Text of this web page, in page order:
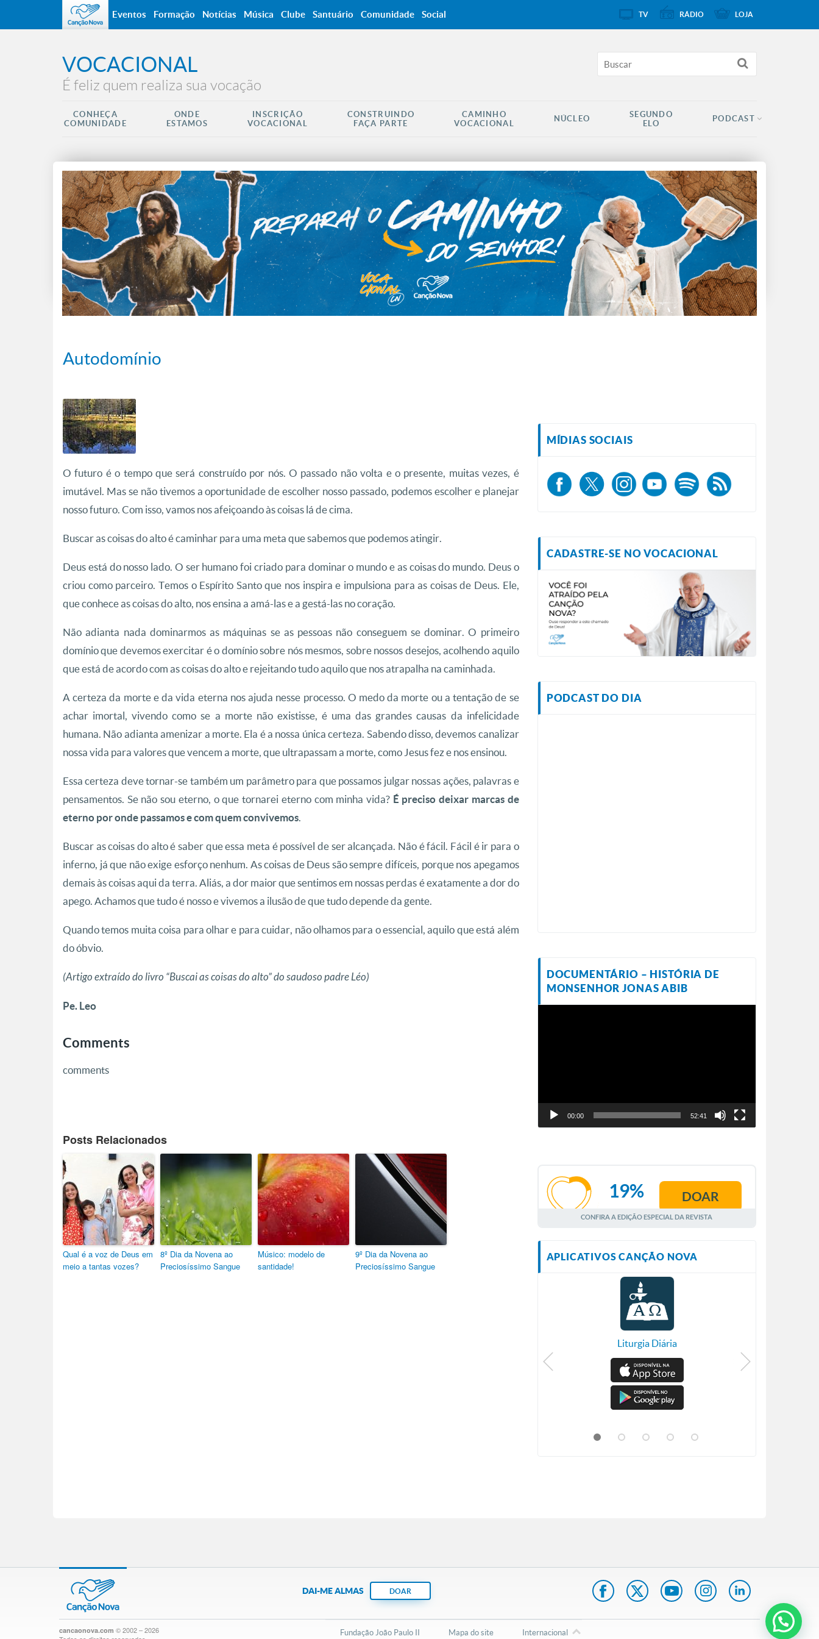
VOCACIONAL
É feliz quem realiza sua vocação
CONHEÇA
COMUNIDADE
ONDE
ESTAMOS
INSCRIÇÃO
VOCACIONAL
CONSTRUINDO
FAÇA PARTE
CAMINHO
VOCACIONAL
NÚCLEO
SEGUNDO
ELO
PODCAST
Autodomínio
O futuro é o tempo que será construído por nós. O passado não volta e o presente, muitas vezes, é
imutável. Mas se não tivemos a oportunidade de escolher nosso passado, podemos escolher e planejar
nosso futuro. Com isso, vamos nos afeiçoando às coisas lá de cima.
Buscar as coisas do alto é caminhar para uma meta que sabemos que podemos atingir.
Deus está do nosso lado. O ser humano foi criado para dominar o mundo e as coisas do mundo. Deus o
criou como parceiro. Temos o Espírito Santo que nos inspira e impulsiona para as coisas de Deus. Ele,
que conhece as coisas do alto, nos ensina a amá-las e a gestá-las no coração.
Não adianta nada dominarmos as máquinas se as pessoas não conseguem se dominar. O primeiro
domínio que devemos exercitar é o domínio sobre nós mesmos, sobre nossos desejos, acolhendo aquilo
que está de acordo com as coisas do alto e rejeitando tudo aquilo que nos atrapalha na caminhada.
A certeza da morte e da vida eterna nos ajuda nesse processo. O medo da morte ou a tentação de se
achar imortal, vivendo como se a morte não existisse, é uma das grandes causas da infelicidade
humana. Não adianta amenizar a morte. Ela é a nossa única certeza. Sabendo disso, devemos canalizar
nossa vida para valores que vencem a morte, que ultrapassam a morte, como Jesus fez e nos ensinou.
Essa certeza deve tornar-se também um parâmetro para que possamos julgar nossas ações, palavras e
pensamentos. Se não sou eterno, o que tornarei eterno com minha vida? É preciso deixar marcas de
eterno por onde passamos e com quem convivemos.
Buscar as coisas do alto é saber que essa meta é possível de ser alcançada. Não é fácil. Fácil é ir para o
inferno, já que não exige esforço nenhum. As coisas de Deus são sempre difíceis, porque nos apegamos
demais às coisas aqui da terra. Aliás, a dor maior que sentimos em nossas perdas é exatamente a dor do
apego. Achamos que tudo é nosso e vivemos a ilusão de que tudo depende da gente.
Quando temos muita coisa para olhar e para cuidar, não olhamos para o essencial, aquilo que está além
do óbvio.
(Artigo extraído do livro “Buscai as coisas do alto” do saudoso padre Léo)
Pe. Leo
Comments
comments
Posts Relacionados
Qual é a voz de Deus em
meio a tantas vozes?
8º Dia da Novena ao
Preciosíssimo Sangue
Músico: modelo de
santidade!
9º Dia da Novena ao
Preciosíssimo Sangue
MÍDIAS SOCIAIS
CADASTRE-SE NO VOCACIONAL
PODCAST DO DIA
DOCUMENTÁRIO – HISTÓRIA DE
MONSENHOR JONAS ABIB
00:00 52:41
AGOSTO
19% DOAR
CONFIRA A EDIÇÃO ESPECIAL DA REVISTA
APLICATIVOS CANÇÃO NOVA
Liturgia Diária
Eventos Formação Notícias Música Clube Santuário Comunidade Social TV RÁDIO LOJA
DAI-ME ALMAS DOAR
Fundação João Paulo II Mapa do site Internacional
cancaonova.com © 2002 – 2026